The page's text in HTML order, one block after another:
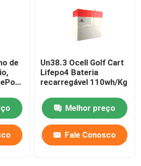
de
Un38.3 Ocell Golf Cart
Lifepo4 Bateria
recarregável 110wh/Kg
Melhor preço
Fale Conosco